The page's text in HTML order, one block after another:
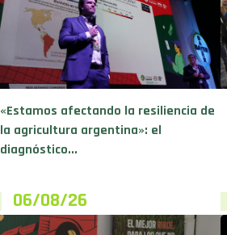
«Estamos afectando la resiliencia de
la agricultura argentina»: el
diagnóstico...
06/08/26